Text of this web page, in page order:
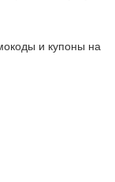
и купоны на